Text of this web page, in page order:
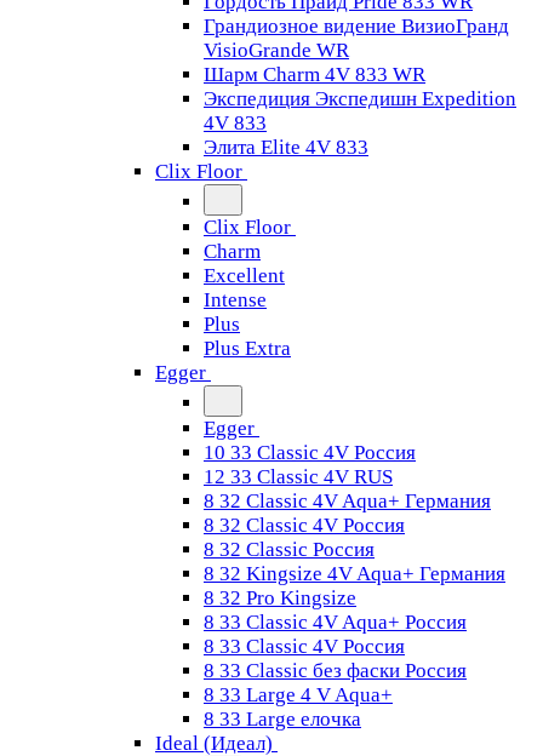
Грандиозное видение ВизиоГранд
VisioGrande WR
Шарм Charm 4V 833 WR
Экспедиция Экспедишн Expedition
4V 833
Элита Elite 4V 833
Clix Floor
Clix Floor
Charm
Excellent
Intense
Plus
Plus Extra
Egger
Egger
10 33 Classic 4V Россия
12 33 Classic 4V RUS
8 32 Classic 4V Aqua+ Германия
8 32 Classic 4V Россия
8 32 Classic Россия
8 32 Kingsize 4V Aqua+ Германия
8 32 Pro Kingsize
8 33 Classic 4V Aqua+ Россия
8 33 Classic 4V Россия
8 33 Classic без фаски Россия
8 33 Large 4 V Aqua+
8 33 Large елочка
Ideal (Идеал)